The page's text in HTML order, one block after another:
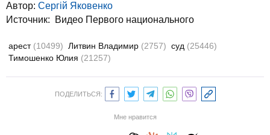
Автор: Сергій Яковенко
Источник:
Видео Первого национального
арест (10499) Литвин Владимир (2757) суд (25446)
Тимошенко Юлия (21257)
ПОДЕЛИТЬСЯ:
Мне нравится